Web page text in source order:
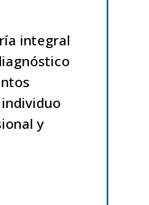
integral
y